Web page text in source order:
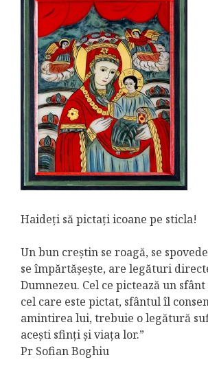
Haideți să pictați icoane pe sticla!
Un bun creștin se roagă, se
se împărtășește, are legături
Dumnezeu. Cel ce pictează un
cel care este pictat, sfântul îl
amintirea lui, trebuie o legătură
acești sfinți și viața lor.”
Pr Sofian Boghiu